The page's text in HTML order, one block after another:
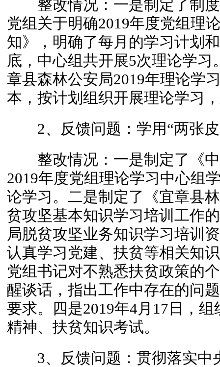
整改情况：一是制定了制度
党组关于明确2019年度党组理
知》，明确了每月的学习计划
底，中心组共开展5次理论学
章县森林公安局2019年理论学
本，按计划组织开展理论学习
2、反馈问题：学用“两张皮
整改情况：一是制定了《中
2019年度党组理论学习中心组
论学习。二是制定了《宜章县
贫攻坚基本知识学习培训工作
局脱贫攻坚业务知识学习培训
认真学习党建、扶贫等相关知
党组书记对不熟悉扶贫政策的
醒谈话，指出工作中存在的问
要求。四是2019年4月17日，
精神、扶贫知识考试。
3、反馈问题：贯彻落实中